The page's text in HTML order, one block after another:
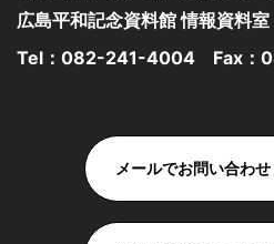
広島平和記念資料館 情報資料室
Tel： 082-241-4004 Fax：
メールでお問い合わせ